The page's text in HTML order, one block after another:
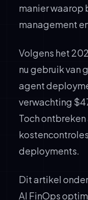
manier waarop
management
Volgens het
nu gebruik van
agent
verwachting
Toch
deployments.
Dit artikel
AI FinOps